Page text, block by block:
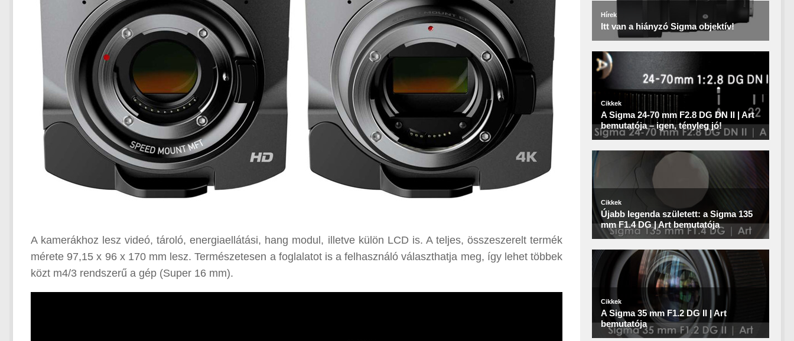
A kamerákhoz lesz videó, tároló, energiaellátási, hang modul, illetve külön LCD is. A teljes, összeszerelt termék
mérete 97,15 x 96 x 170 mm lesz. Természetesen a foglalatot is a felhasználó választhatja meg, így lehet többek
közt m4/3 rendszerű a gép (Super 16 mm).